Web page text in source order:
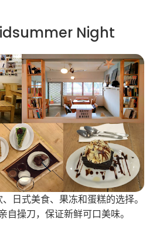
Night
日式美食、果冻和蛋糕的选择。
自操刀，保证新鲜可口美味。